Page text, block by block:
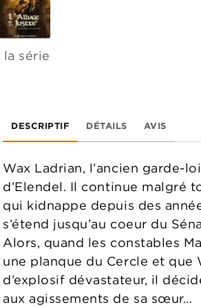
série
DESCRIPTIF DÉTAILS AVIS
Wax Ladrian, l’ancien garde-
d’Elendel. Il continue malgré
qui kidnappe depuis des
s’étend jusqu’au coeur du
Alors, quand les constables
une planque du Cercle et que
d’explosif dévastateur, il
aux agissements de sa sœur…